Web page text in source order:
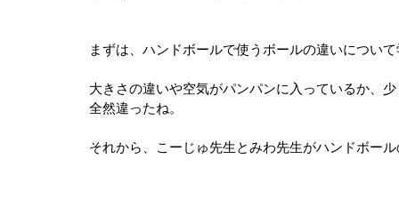
まずは、ハンドボールで使うボールの違いについ
大きさの違いや空気がパンパンに入っているか、
全然違ったね。
それから、こーじゅ先生とみわ先生がハンドボー